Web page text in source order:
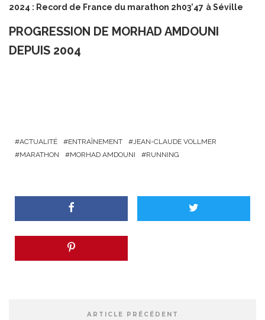
2024 : Record de France du marathon 2h03’47 à Séville
PROGRESSION DE MORHAD AMDOUNI
DEPUIS 2004
ACTUALITÉ ENTRAÎNEMENT
JEAN-CLAUDE VOLLMER
MARATHON
MORHAD AMDOUNI RUNNING
ARTICLE PRÉCÉDENT